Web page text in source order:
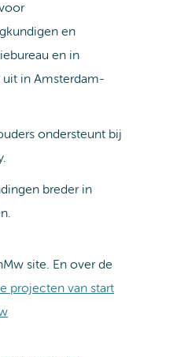
en
en in
in Amsterdam-
ondersteunt bij
breder in
site. En over de
projecten van start